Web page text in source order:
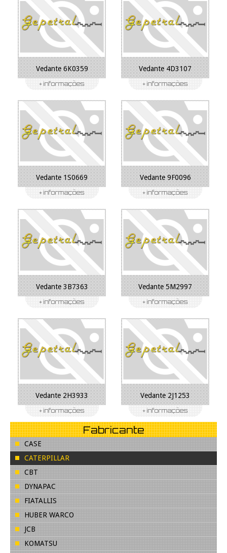
Vedante 6K0359 Vedante 4D3107
Vedante 1S0669 Vedante 9F0096
Vedante 3B7363 Vedante 5M2997
Vedante 2H3933 Vedante 2J1253
Fabricante
CASE
CATERPILLAR
CBT
DYNAPAC
FIATALLIS
HUBER WARCO
JCB
KOMATSU